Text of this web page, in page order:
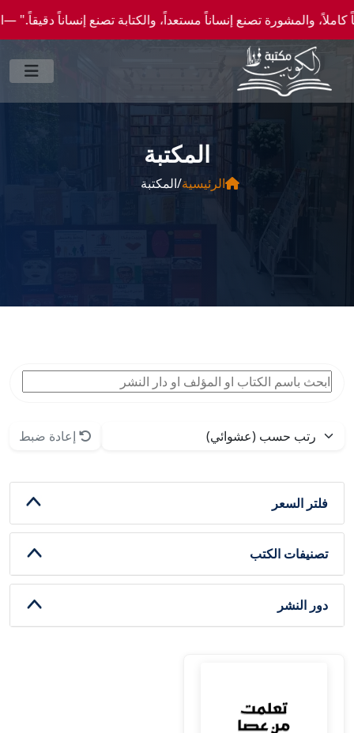
تصنع إنساناً مستعداً، والكتابة تصنع إنساناً دقيقاً." —احصل علي عروض
المكتبة
الرئيسية/المكتبة
إعادة ضبط
فلتر السعر
تصنيفات الكتب
دور النشر